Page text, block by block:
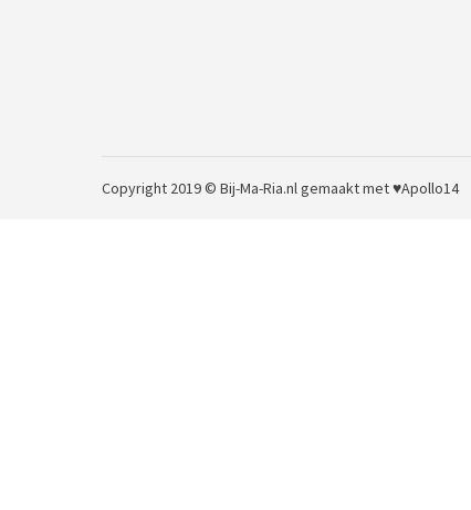
Copyright 2019 © Bij-Ma-Ria.nlgemaakt met ♥Apollo14